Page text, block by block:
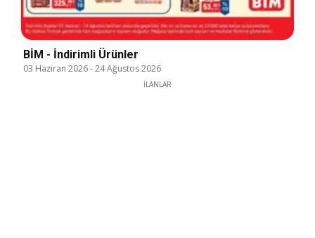
BİM - İndirimli Ürünler
03 Haziran 2026-24 Ağustos 2026
İLANLAR